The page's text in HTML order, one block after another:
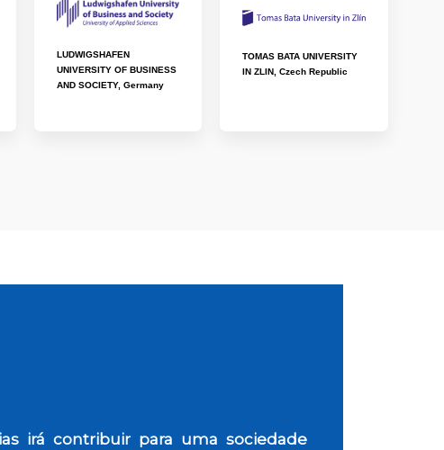
LUDWIGSHAFEN
UNIVERSITY OF BUSINESS
AND SOCIETY, Germany
TOMAS BATA UNIVERSITY
IN ZLIN, Czech Republic
irá contribuir para uma sociedade